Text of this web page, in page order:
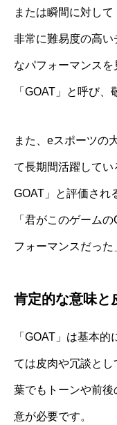
または瞬間に対して
非常に難易度の高
なパフォーマンス
「GOAT」と呼び、
また、eスポーツの
て長期間活躍して
GOAT」と評価され
「君がこのゲーム
フォーマンスだった
肯定的な意味と
「GOAT」は基本
ては皮肉や冗談と
葉でもトーンや前
意が必要です。